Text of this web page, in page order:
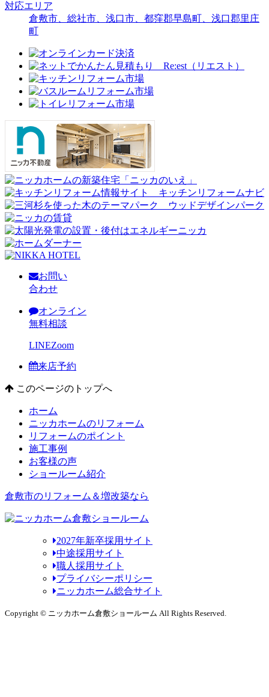
対応エリア
倉敷市、総社市、浅口市、都窪郡早島町、浅口郡里庄
町
お問い
合わせ
オンライン
無料相談
LINEZoom
来店予約
このページのトップへ
ホーム
ニッカホームのリフォーム
リフォームのポイント
施工事例
お客様の声
ショールーム紹介
倉敷市のリフォーム＆増改築なら
2027年新卒採用サイト
中途採用サイト
職人採用サイト
プライバシーポリシー
ニッカホーム総合サイト
Copyright © ニッカホーム倉敷ショールーム All Rights Reserved.